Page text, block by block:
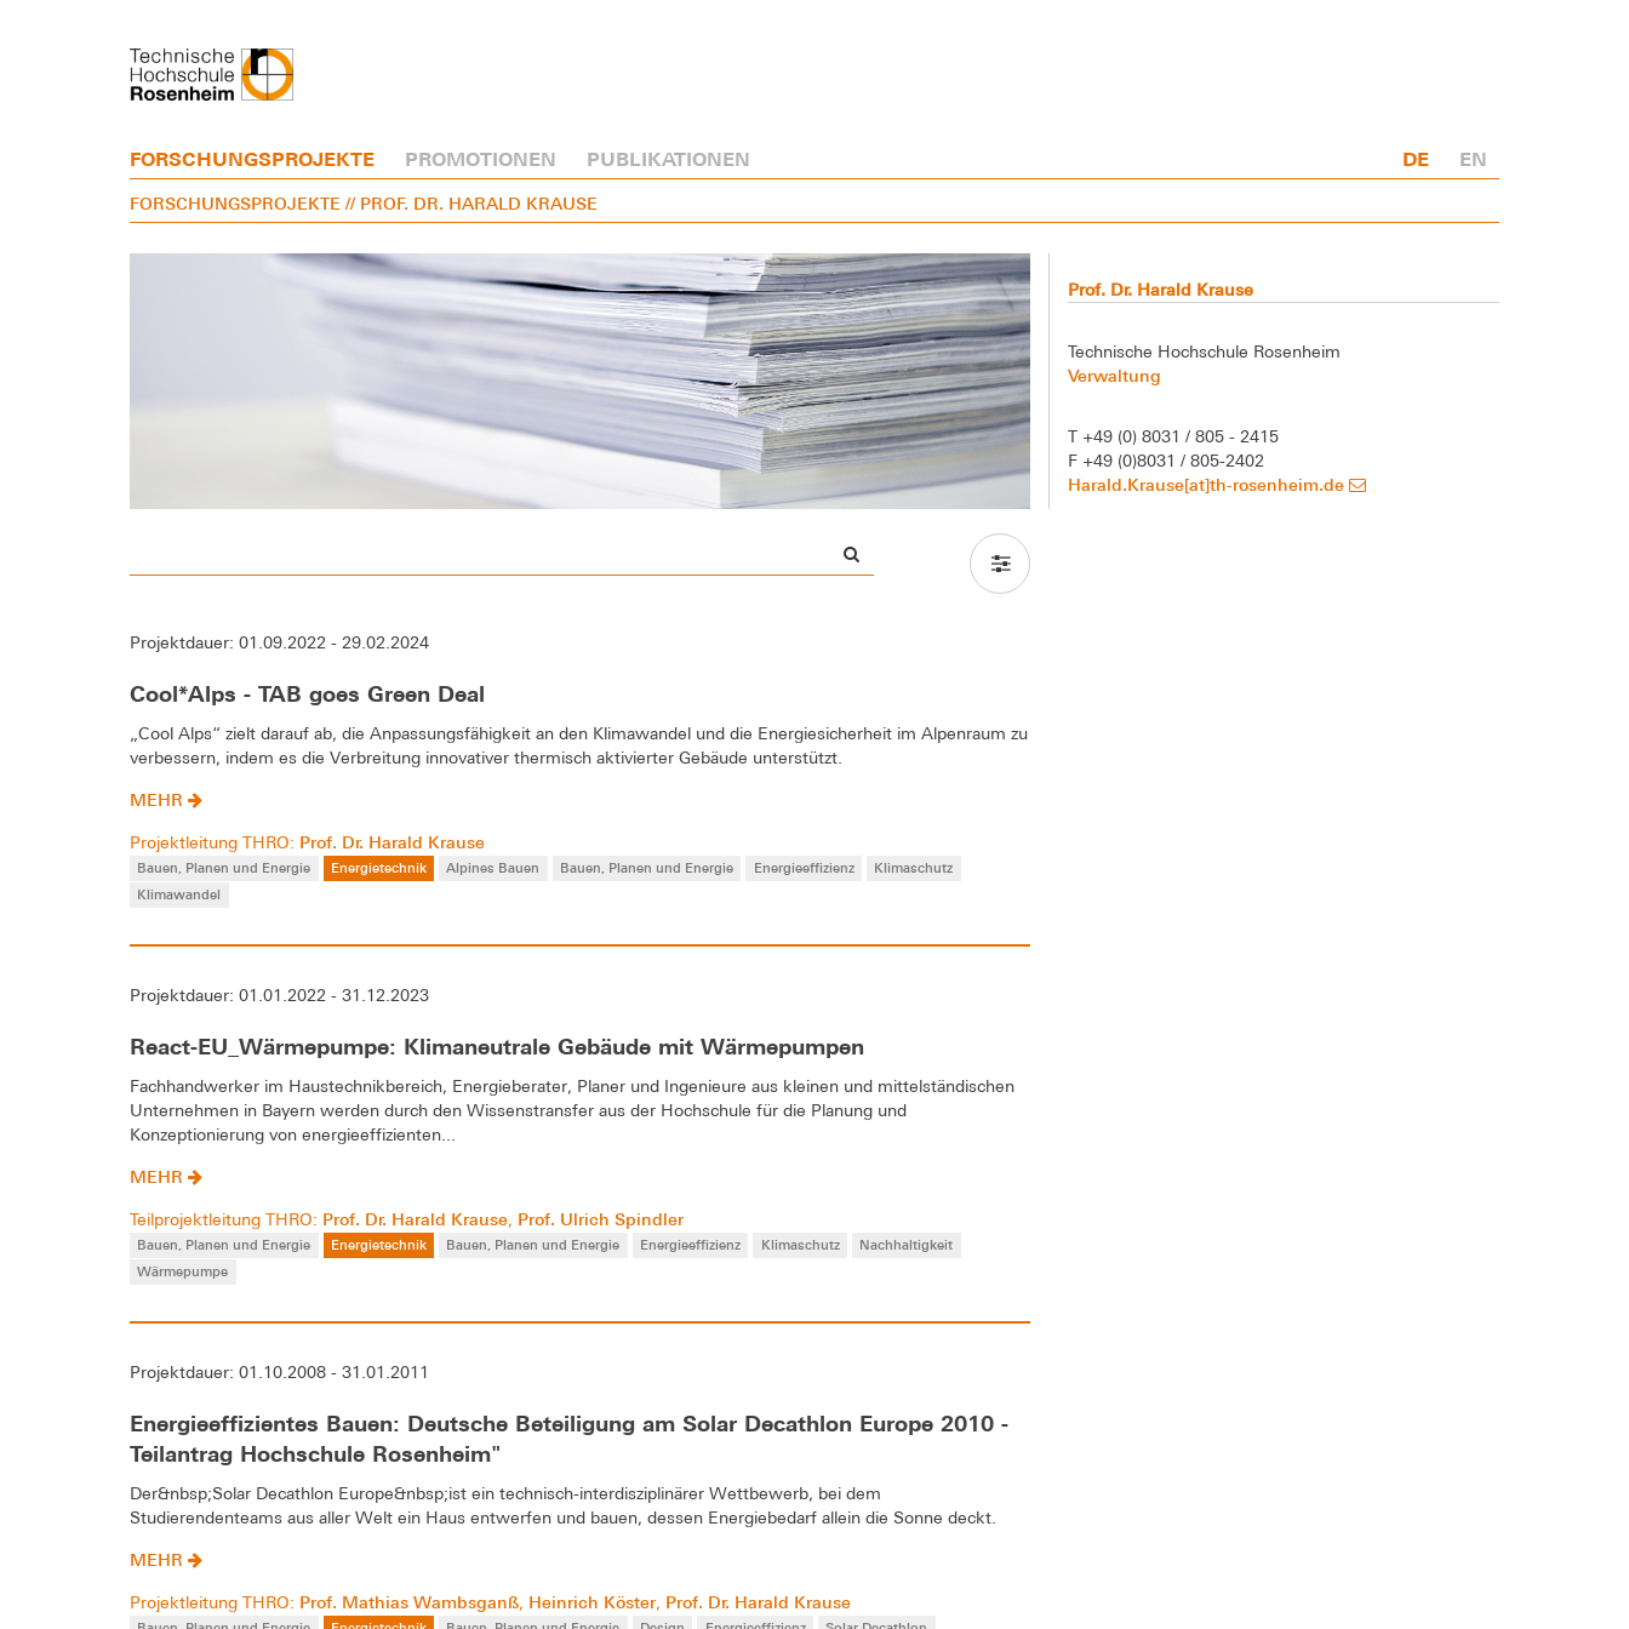
FORSCHUNGSPROJEKTE PROMOTIONEN PUBLIKATIONEN DE EN
FORSCHUNGSPROJEKTE // PROF. DR. HARALD KRAUSE
Projektdauer: 01.09.2022 - 29.02.2024
Cool*Alps - TAB goes Green Deal
„Cool Alps“ zielt darauf ab, die Anpassungsfähigkeit an den Klimawandel und die Energiesicherheit im Alpenraum zu
verbessern, indem es die Verbreitung innovativer thermisch aktivierter Gebäude unterstützt.
MEHR
Projektleitung THRO: Prof. Dr. Harald Krause
Bauen, Planen und Energie Energietechnik Alpines Bauen Bauen, Planen und Energie Energieeffizienz
Klimaschutz
Klimawandel
Projektdauer: 01.01.2022 - 31.12.2023
React-EU_Wärmepumpe: Klimaneutrale Gebäude mit Wärmepumpen
Fachhandwerker im Haustechnikbereich, Energieberater, Planer und Ingenieure aus kleinen und mittelständischen
Unternehmen in Bayern werden durch den Wissenstransfer aus der Hochschule für die Planung und
Konzeptionierung von energieeffizienten...
MEHR
Teilprojektleitung THRO: Prof. Dr. Harald Krause, Prof. Ulrich Spindler
Bauen, Planen und Energie Energietechnik Bauen, Planen und Energie Energieeffizienz Klimaschutz
Nachhaltigkeit
Wärmepumpe
Projektdauer: 01.10.2008 - 31.01.2011
Energieeffizientes Bauen: Deutsche Beteiligung am Solar Decathlon Europe 2010 -
Teilantrag Hochschule Rosenheim"
Der&nbsp;Solar Decathlon Europe&nbsp;ist ein technisch-interdisziplinärer Wettbewerb, bei dem
Studierendenteams aus aller Welt ein Haus entwerfen und bauen, dessen Energiebedarf allein die Sonne deckt.
MEHR
Projektleitung THRO: Prof. Mathias Wambsganß, Heinrich Köster, Prof. Dr. Harald Krause
Prof. Dr. Harald Krause
Technische Hochschule Rosenheim
Verwaltung
T +49 (0) 8031 / 805 - 2415
F +49 (0)8031 / 805-2402
Harald.Krause[at]th-rosenheim.de